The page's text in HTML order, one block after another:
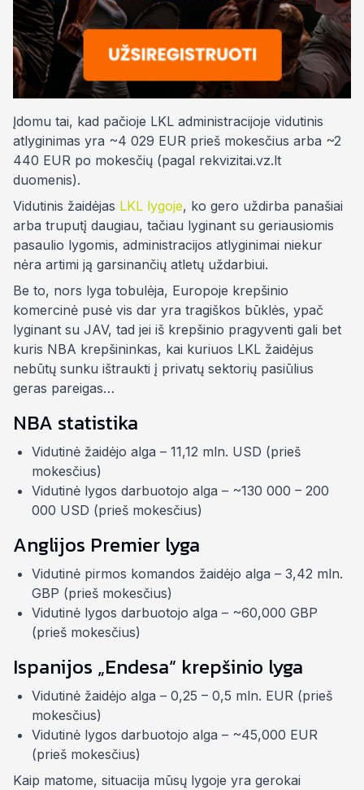
Įdomu tai, kad pačioje LKL administracijoje vidutinis
atlyginimas yra ~4 029 EUR prieš mokesčius arba ~2
440 EUR po mokesčių (pagal rekvizitai.vz.lt
duomenis).
Vidutinis žaidėjas LKL lygoje, ko gero uždirba panašiai
arba truputį daugiau, tačiau lyginant su geriausiomis
pasaulio lygomis, administracijos atlyginimai niekur
nėra artimi ją garsinančių atletų uždarbiui.
Be to, nors lyga tobulėja, Europoje krepšinio
komercinė pusė vis dar yra tragiškos būklės, ypač
lyginant su JAV, tad jei iš krepšinio pragyventi gali bet
kuris NBA krepšininkas, kai kuriuos LKL žaidėjus
nebūtų sunku ištraukti į privatų sektorių pasiūlius
geras pareigas…
NBA statistika
Vidutinė žaidėjo alga – 11,12 mln. USD (prieš
mokesčius)
Vidutinė lygos darbuotojo alga – ~130 000 – 200
000 USD (prieš mokesčius)
Anglijos Premier lyga
Vidutinė pirmos komandos žaidėjo alga – 3,42 mln.
GBP (prieš mokesčius)
Vidutinė lygos darbuotojo alga – ~60,000 GBP
(prieš mokesčius)
Ispanijos „Endesa“ krepšinio lyga
Vidutinė žaidėjo alga – 0,25 – 0,5 mln. EUR (prieš
mokesčius)
Vidutinė lygos darbuotojo alga – ~45,000 EUR
(prieš mokesčius)
Kaip matome, situacija mūsų lygoje yra gerokai